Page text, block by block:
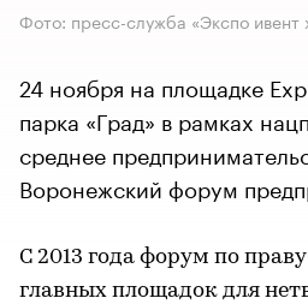
Фото: пресс-служба «Экспо ивент
24 ноября на площадке
парка «Град» в рамках
среднее
Воронежский форум
С 2013 года форум по
главных площадок для